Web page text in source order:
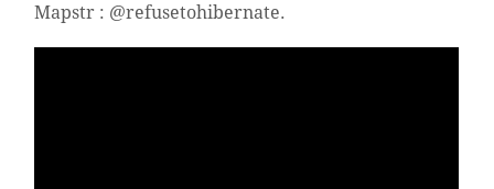
Mapstr : @refusetohibernate.